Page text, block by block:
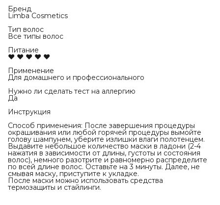
Бренд
Limba Cosmetics
Тип волос
Все типы волос
Питание
♥ ♥ ♥ ♥ ♥
Применение
Для домашнего и профессионального
Нужно ли сделать тест на аллергию
Да
Инструкция
Способ применения: После завершения процедуры
окрашивания или любой горячей процедуры вымойте
голову шампунем, уберите излишки влаги полотенцем.
Выдавите небольшое количество маски в ладони (2-4
нажатия в зависимости от длины, густоты и состояния
волос), немного разотрите и равномерно распределите
по всей длине волос. Оставьте на 3 минуты. Далее, не
смывая маску, приступите к укладке.
После маски можно использовать средства
термозащиты и стайлинги.